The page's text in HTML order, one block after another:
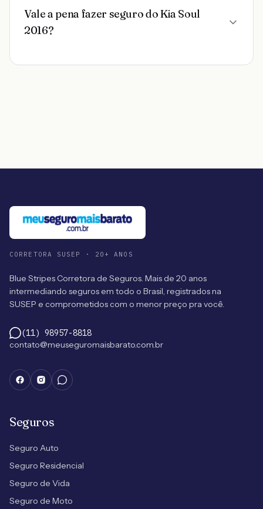
Vale a pena fazer seguro do Kia Soul
2016?
CORRETORA SUSEP · 20+ ANOS
Blue Stripes Corretora de Seguros. Mais de 20 anos
intermediando seguros em todo o Brasil, registrados na
SUSEP e comprometidos com o menor preço pra você.
(11) 98957-8818
contato@meuseguromaisbarato.com.br
Seguros
Seguro Auto
Seguro Residencial
Seguro de Vida
Seguro de Moto